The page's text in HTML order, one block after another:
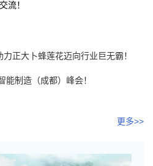
流！
力正大卜蜂莲花迈向行业巨无霸！
制造（成都）峰会！
更多>>